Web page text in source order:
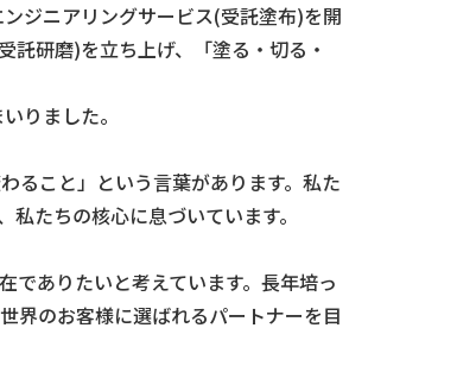
ジニアリングサービス(受託塗布)を開
研磨)を立ち上げ、「塗る・切る・
りました。
ること」という言葉があります。私た
たちの核心に息づいています。
でありたいと考えています。長年培っ
界のお客様に選ばれるパートナーを目